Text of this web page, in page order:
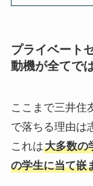
プライベート
動機が全てで
ここまで三井住
で落ちる理由は
これは大多数の
の学生に当て嵌